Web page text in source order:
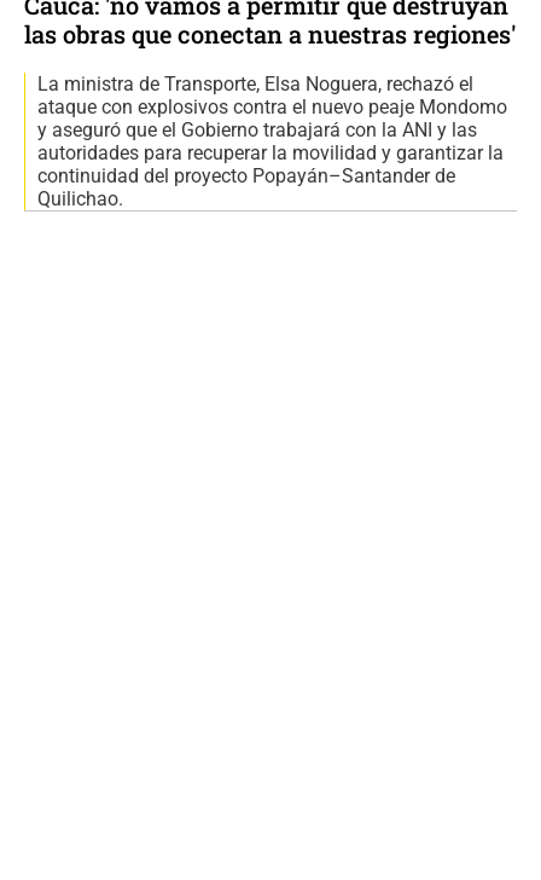
las obras que conectan a nuestras regiones'
La ministra de Transporte, Elsa Noguera, rechazó el
ataque con explosivos contra el nuevo peaje Mondomo
y aseguró que el Gobierno trabajará con la ANI y las
autoridades para recuperar la movilidad y garantizar la
continuidad del proyecto Popayán–Santander de
Quilichao.